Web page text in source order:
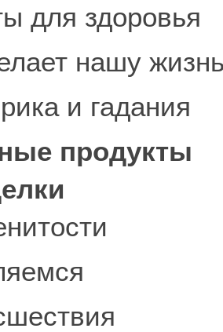
для здоровья
нашу
и гадания
продукты